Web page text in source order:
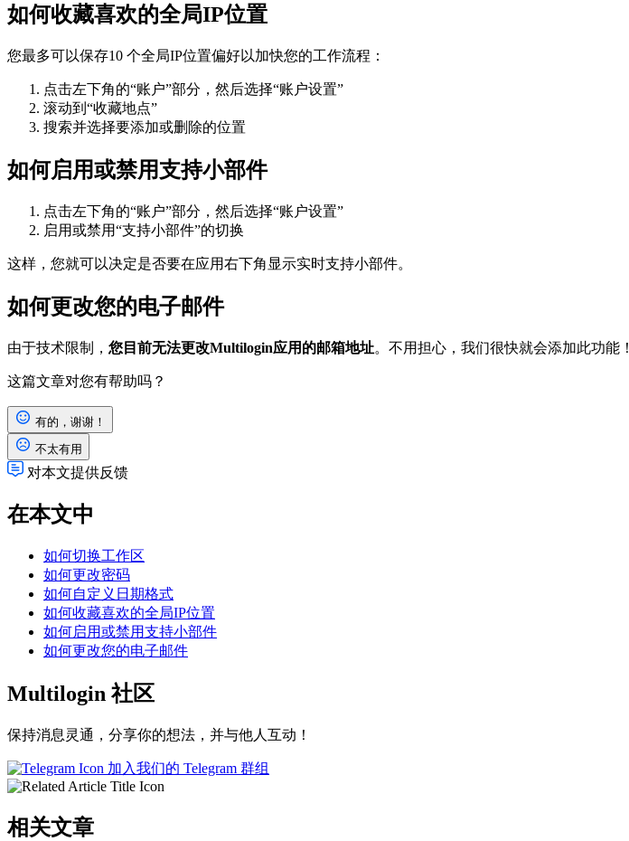
如何收藏喜欢的全局IP位置
您最多可以保存10 个全局IP位置偏好以加快您的工作流程：
点击左下角的“账户”部分，然后选择“账户设置”
滚动到“收藏地点”
搜索并选择要添加或删除的位置
如何启用或禁用支持小部件
点击左下角的“账户”部分，然后选择“账户设置”
启用或禁用“支持小部件”的切换
这样，您就可以决定是否要在应用右下角显示实时支持小部件。
如何更改您的电子邮件
由于技术限制， 您目前无法更改Multilogin应用的邮箱地址。不用担心，我们很快就会添加此功能！
这篇文章对您有帮助吗？
有的，谢谢！
不太有用
对本文提供反馈
在本文中
如何切换工作区
如何更改密码
如何自定义日期格式
如何收藏喜欢的全局IP位置
如何启用或禁用支持小部件
如何更改您的电子邮件
Multilogin 社区
保持消息灵通，分享你的想法，并与他人互动！
加入我们的 Telegram 群组
相关文章